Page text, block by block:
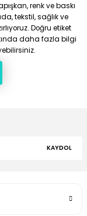
renk ve baskı
tekstil, sağlık ve
Doğru etiket
daha fazla bilgi
KAYDOL